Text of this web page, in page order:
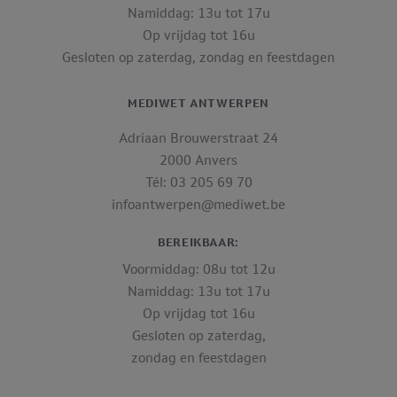
Namiddag: 13u tot 17u
Op vrijdag tot 16u
Gesloten op zaterdag, zondag en feestdagen
MEDIWET ANTWERPEN
Adriaan Brouwerstraat 24
2000 Anvers
Tél: 03 205 69 70
infoantwerpen@mediwet.be
BEREIKBAAR:
Voormiddag: 08u tot 12u
Namiddag: 13u tot 17u
Op vrijdag tot 16u
Gesloten op zaterdag,
zondag en feestdagen